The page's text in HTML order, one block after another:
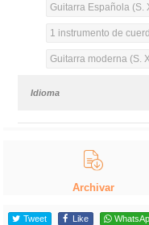
Guitarra Española (S.
1 instrumento de
Guitarra moderna (S.
Idioma
Archivar
Tweet Like